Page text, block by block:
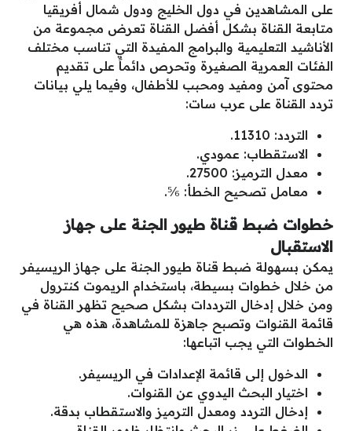
على المشاهدين في دول الخليج ودول شمال أفريقيا
متابعة القناة بشكل أفضل القناة تعرض مجموعة من
الأناشيد التعليمية والبرامج المفيدة التي تناسب مختلف
الفئات العمرية الصغيرة وتحرص دائماً على تقديم
محتوى آمن ومفيد ومحبب للأطفال، وفيما يلي بيانات
تردد القناة على عرب سات:
التردد: 11310.
الاستقطاب: عمودي.
معدل الترميز: 27500.
معامل تصحيح الخطأ: ⅚.
خطوات ضبط قناة طيور الجنة على جهاز
الاستقبال
يمكن بسهولة ضبط قناة طيور الجنة على جهاز الريسيفر
من خلال خطوات بسيطة، باستخدام الريموت كنترول
ومن خلال إدخال الترددات بشكل صحيح تظهر القناة في
قائمة القنوات وتصبح جاهزة للمشاهدة، هذه هي
الخطوات التي يجب اتباعها:
الدخول إلى قائمة الإعدادات في الريسيفر.
اختيار البحث اليدوي عن القنوات.
إدخال التردد ومعدل الترميز والاستقطاب بدقة.